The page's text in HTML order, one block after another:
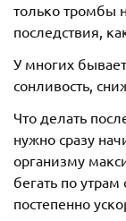
только тромбы
последствия,
У многих
сонливость,
Что делать
нужно сразу
организму
бегать по
постепенно